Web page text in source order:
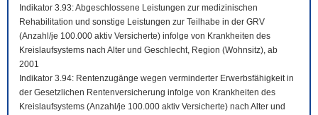
Indikator 3.93: Abgeschlossene Leistungen zur medizinischen
Rehabilitation und sonstige Leistungen zur Teilhabe in der GRV
(Anzahl/je 100.000 aktiv Versicherte) infolge von Krankheiten des
Kreislaufsystems nach Alter und Geschlecht, Region (Wohnsitz), ab
2001
Indikator 3.94: Rentenzugänge wegen verminderter Erwerbsfähigkeit in
der Gesetzlichen Rentenversicherung infolge von Krankheiten des
Kreislaufsystems (Anzahl/je 100.000 aktiv Versicherte) nach Alter und